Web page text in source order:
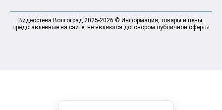
Видеостена Волгоград 2025-2026 © Информация, товары и цены,
представленные на сайте, не являются договором публичной оферты